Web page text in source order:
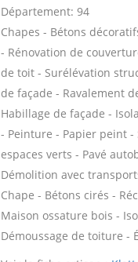
Département: 94
Chapes - Bétons
- Rénovation de
de toit - Surélévation
de façade - Ravalement
Habillage de façade -
- Peinture - Papier peint -
espaces verts - Pavé
Démolition avec
Chape - Bétons cirés -
Maison ossature bois -
Démoussage de toiture -